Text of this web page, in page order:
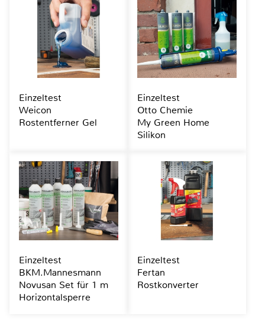
Einzeltest
Weicon
Rostentferner Gel
Einzeltest
Otto Chemie
My Green Home
Silikon
Einzeltest
BKM.Mannesmann
Novusan Set für 1 m
Horizontalsperre
Einzeltest
Fertan
Rostkonverter